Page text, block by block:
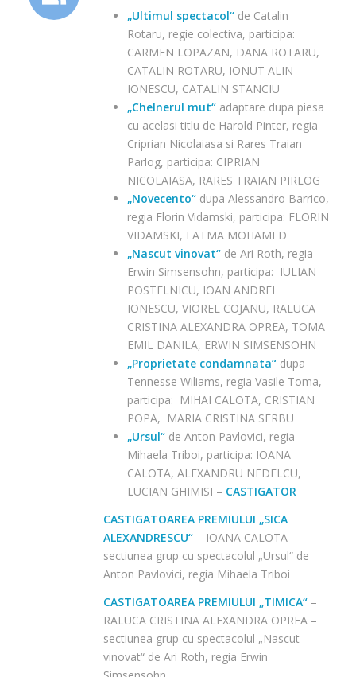
„Ultimul spectacol“ de Catalin
Rotaru, regie colectiva, participa:
CARMEN LOPAZAN, DANA ROTARU,
CATALIN ROTARU, IONUT ALIN
IONESCU, CATALIN STANCIU
„Chelnerul mut“adaptare dupa piesa
cu acelasi titlu de Harold Pinter, regia
Criprian Nicolaiasa si Rares Traian
Parlog, participa: CIPRIAN
NICOLAIASA, RARES TRAIAN PIRLOG
„Novecento“dupa Alessandro Barrico,
regia Florin Vidamski, participa: FLORIN
VIDAMSKI, FATMA MOHAMED
„Nascut vinovat“ de Ari Roth, regia
Erwin Simsensohn, participa: IULIAN
POSTELNICU, IOAN ANDREI
IONESCU, VIOREL COJANU, RALUCA
CRISTINA ALEXANDRA OPREA, TOMA
EMIL DANILA, ERWIN SIMSENSOHN
„Proprietate condamnata“dupa
Tennesse Wiliams, regia Vasile Toma,
participa: MIHAI CALOTA, CRISTIAN
POPA, MARIA CRISTINA SERBU
„Ursul“de Anton Pavlovici, regia
Mihaela Triboi, participa: IOANA
CALOTA, ALEXANDRU NEDELCU,
LUCIAN GHIMISI – CASTIGATOR
CASTIGATOAREA PREMIULUI „SICA
ALEXANDRESCU“– IOANA CALOTA –
sectiunea grup cu spectacolul „Ursul“ de
Anton Pavlovici, regia Mihaela Triboi
CASTIGATOAREA PREMIULUI „TIMICA“ –
RALUCA CRISTINA ALEXANDRA OPREA –
sectiunea grup cu spectacolul „Nascut
vinovat“ de Ari Roth, regia Erwin